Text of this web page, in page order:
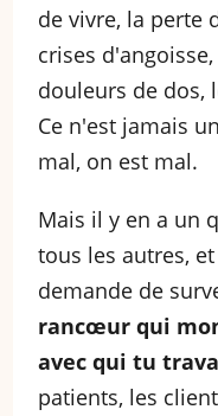
de vivre, la perte
crises
douleurs de dos,
Ce n'est jamais
mal, on est mal.
Mais il y en a un
tous les autres,
demande de
rancœur qui
avec qui tu
patients, les